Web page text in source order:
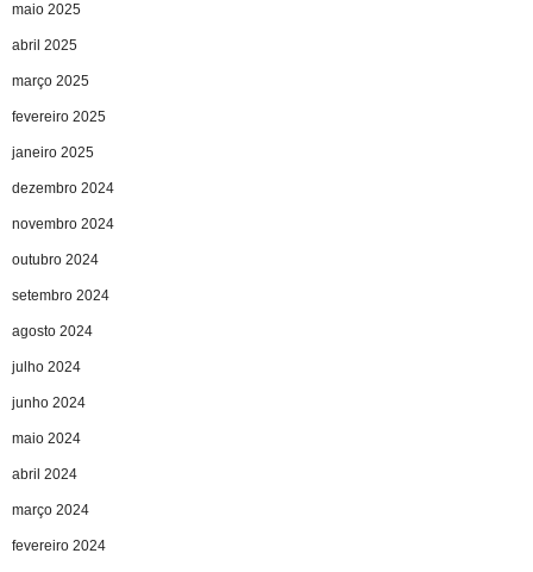
maio 2025
abril 2025
março 2025
fevereiro 2025
janeiro 2025
dezembro 2024
novembro 2024
outubro 2024
setembro 2024
agosto 2024
julho 2024
junho 2024
maio 2024
abril 2024
março 2024
fevereiro 2024